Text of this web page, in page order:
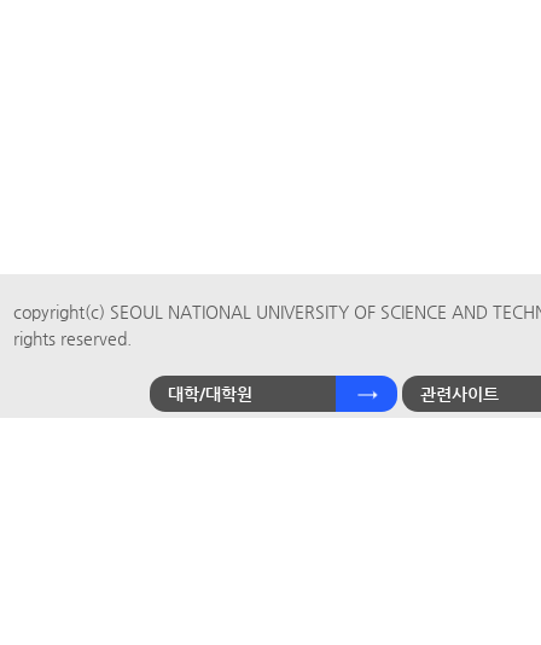
copyright(c) SEOUL NATIONAL UNIVERSITY OF SCIENCE AND
rights reserved.
대학/대학원 관련사이트